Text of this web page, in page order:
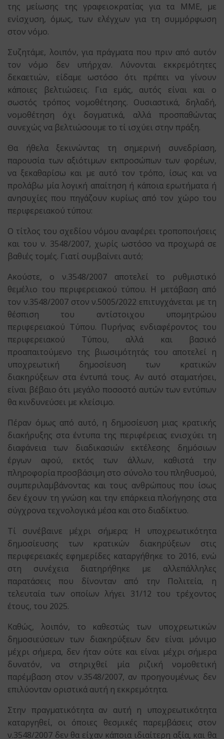
της μείωσης της γραφειοκρατίας για τα ΜΜΕ, με
ενίσχυση, όμως, των ελέγχων για τη συμμόρφωση
στον νόμο.
Συζητάμε, λοιπόν, για πράγματα που πριν από αυτόν
τον νόμο δεν υπήρχαν. Λύνονται εκκρεμότητες
δεκαετιών, είδαμε ωστόσο ότι πρέπει να γίνουν
κάποιες βελτιώσεις. Για εμάς, αυτός είναι και ο
σωστός τρόπος νομοθέτησης. Ουσιαστικά, δηλαδή,
νομοθέτηση όχι δογματικά, αλλά προσπαθώντας
συνεχώς να βελτιώσουμε το τί ισχύει στην πράξη.
Θα ήθελα ξεκινώντας τη σημερινή συνεδρίαση,
παρουσία των αξιότιμων εκπροσώπων των φορέων,
να ξεκαθαρίσω και με αυτό τον τρόπο, ίσως και να
προλάβω μία λογική απαίτηση ή κάποια ερωτήματα ή
ανησυχίες που πηγάζουν κυρίως από τον χώρο του
περιφερειακού τύπου:
Ο τίτλος του σχεδίου νόμου αναφέρει τροποποιήσεις
και του ν. 3548/2007, χωρίς ωστόσο να προχωρά σε
βαθιές τομές. Γιατί συμβαίνει αυτό;
Ακούστε, ο ν.3548/2007 αποτελεί το ρυθμιστικό
θεμέλιο του περιφερειακού τύπου. Η μετάβαση από
τον ν.3548/2007 στον ν.5005/2022 επιτυγχάνεται με τη
θέσπιση του αντίστοιχου υπομητρώου
περιφερειακού Τύπου. Πυρήνας ενδιαφέροντος του
περιφερειακού Τύπου, αλλά και βασικό
προαπαιτούμενο της βιωσιμότητάς του αποτελεί η
υποχρεωτική δημοσίευση των κρατικών
διακηρύξεων στα έντυπά τους. Αν αυτό σταματήσει,
είναι βέβαιο ότι μεγάλο ποσοστό αυτών των εντύπων
θα κινδυνεύσει με κλείσιμο.
Πέραν όμως από αυτό, η δημοσίευση μιας κρατικής
διακήρυξης στα έντυπα της περιφέρειας ενισχύει τη
διαφάνεια των διαδικασιών εκτέλεσης δημόσιων
έργων αφού, εκτός των άλλων, καθιστά την
πληροφορία προσβάσιμη στο σύνολο του πληθυσμού,
συμπεριλαμβάνοντας και τους ανθρώπους που ίσως
δεν έχουν τη γνώση και την επάρκεια πλοήγησης στα
σύγχρονα τεχνολογικά μέσα και στο διαδίκτυο.
Τί συνέβαινε μέχρι σήμερα; Η υποχρεωτικότητα
δημοσίευσης των κρατικών διακηρύξεων στις
περιφερειακές εφημερίδες καταργήθηκε το 2016, ενώ
στη συνέχεια διατηρήθηκε με αλλεπάλληλες
παρατάσεις που δίνονταν από την Πολιτεία, η
τελευταία των οποίων λήγει 31/12 του τρέχοντος
έτους, του 2025.
Καθώς, λοιπόν, το καθεστώς των υποχρεωτικών
δημοσιεύσεων των διακηρύξεων δεν είναι μόνιμο
μέχρι σήμερα, δεν ήταν ούτε και είναι μέχρι σήμερα
δυνατόν, να στηριχθεί μία ριζική νομοθετική
παρέμβαση στον ν.3548/2007, αν προηγουμένως δεν
επιλύονταν οριστικά αυτή η εκκρεμότητα.
Στην πραγματικότητα αν αυτή η υποχρεωτικότητα
καταργηθεί, οι όποιες θεσμικές παρεμβάσεις στον
ν.3548/2007 δεν θα είχαν κάποια ιδιαίτερη αξία, και θα